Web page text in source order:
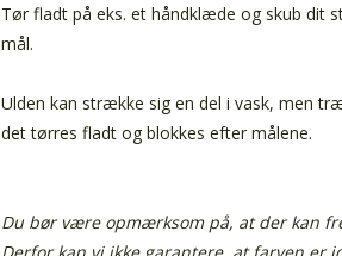
Tør fladt på eks. et håndklæde og skub dit
mål.
Ulden kan strække sig en del i vask, men
det tørres fladt og blokkes efter målene.
Du bør være opmærksom på, at der kan
Derfor kan vi ikke garantere, at farven er